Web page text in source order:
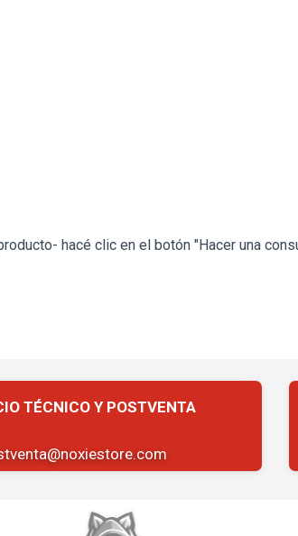
hacé clic en el botón "Hacer una